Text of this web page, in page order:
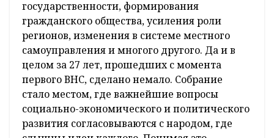
регионы – сильная страна». То есть такие
города, как Лида, призваны стать
локомотивами регионального развития в
ближайшие годы.
Многое из того, о чем говорил Глава
государства и о чем шла речь на VI
Всебелорусском народном собрании,
претворяется в жизнь. Это касается